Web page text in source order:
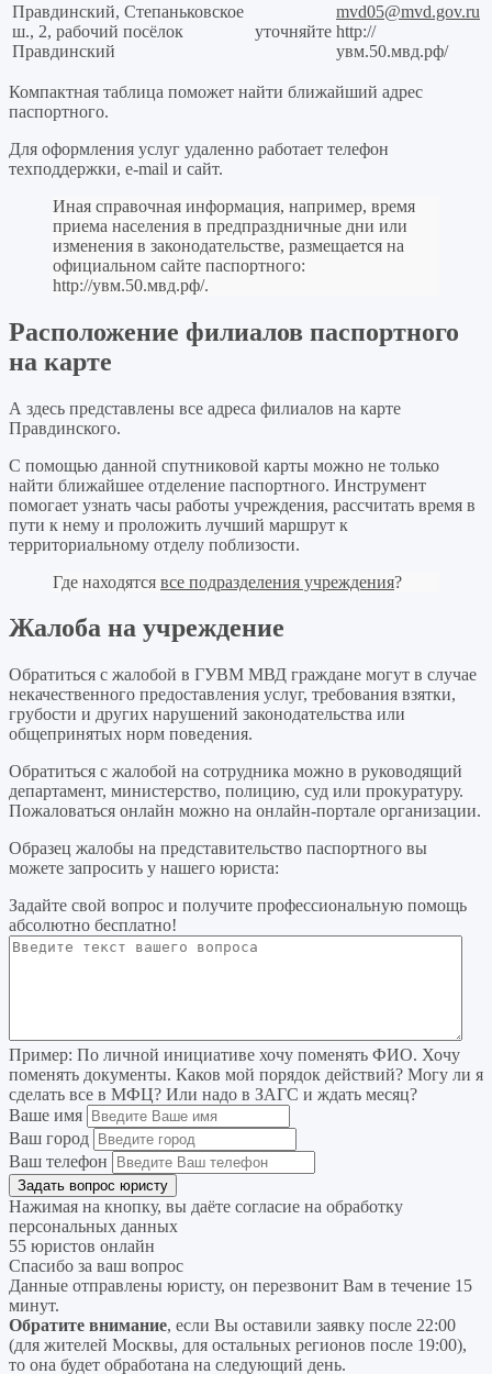
Правдинский, Степаньковское
ш., 2, рабочий посёлок
Правдинский
уточняйте
mvd05@mvd.gov.ru
http://
увм.50.мвд.рф/
Компактная таблица поможет найти ближайший адрес
паспортного.
Для оформления услуг удаленно работает телефон
техподдержки, e-mail и сайт.
Иная справочная информация, например, время
приема населения в предпраздничные дни или
изменения в законодательстве, размещается на
официальном сайте паспортного:
http://увм.50.мвд.рф/.
Расположение филиалов паспортного
на карте
А здесь представлены все адреса филиалов на карте
Правдинского.
С помощью данной спутниковой карты можно не только
найти ближайшее отделение паспортного. Инструмент
помогает узнать часы работы учреждения, рассчитать время в
пути к нему и проложить лучший маршрут к
территориальному отделу поблизости.
Где находятся все подразделения учреждения?
Жалоба на учреждение
Обратиться с жалобой в ГУВМ МВД граждане могут в случае
некачественного предоставления услуг, требования взятки,
грубости и других нарушений законодательства или
общепринятых норм поведения.
Обратиться с жалобой на сотрудника можно в руководящий
департамент, министерство, полицию, суд или прокуратуру.
Пожаловаться онлайн можно на онлайн-портале организации.
Образец жалобы на представительство паспортного вы
можете запросить у нашего юриста:
Задайте свой вопрос и получите профессиональную помощь
абсолютно бесплатно!
Пример: По личной инициативе хочу поменять ФИО. Хочу
поменять документы. Каков мой порядок действий? Могу ли я
сделать все в МФЦ? Или надо в ЗАГС и ждать месяц?
Ваше имя
Ваш город
Ваш телефон
Нажимая на кнопку, вы даёте согласие на обработку
персональных данных
55 юристов онлайн
Спасибо за ваш вопрос
Данные отправлены юристу, он перезвонит Вам в течение 15
минут.
Обратите внимание, если Вы оставили заявку после 22:00
(для жителей Москвы, для остальных регионов после 19:00),
то она будет обработана на следующий день.